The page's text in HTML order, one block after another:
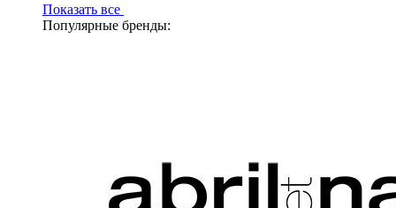
Показать все
Популярные бренды: